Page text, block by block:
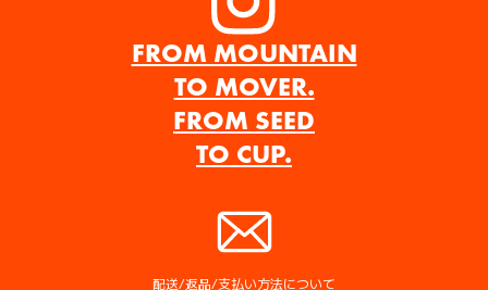
Instagram
FROM MOUNTAIN
TO MOVER.
FROM SEED
TO CUP.
配送/返品/支払い方法について